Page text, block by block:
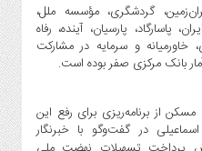
گردشگری، مؤسسه ملل،
پاسارگاد، پارسیان، آینده، رفاه
خاورمیانه و سرمایه در مشارکت
بانک مرکزی صفر بوده است.
از برنامه‌ریزی برای رفع این
در گفت‌وگو با خبرنگار